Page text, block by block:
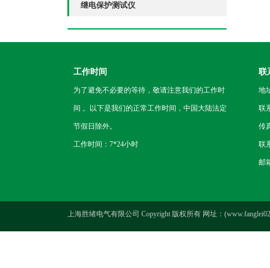
继电保护测试仪
工作时间
为了避免不必要的等待，敬请注意我们的工作时
间 。以下是我们的正常工作时间，中国大陆法定
节假日除外。
工作时间：7*24小时
联
地
联
传
联
邮
上海胜绪电气有限公司 Copyright 版权所有 网址：